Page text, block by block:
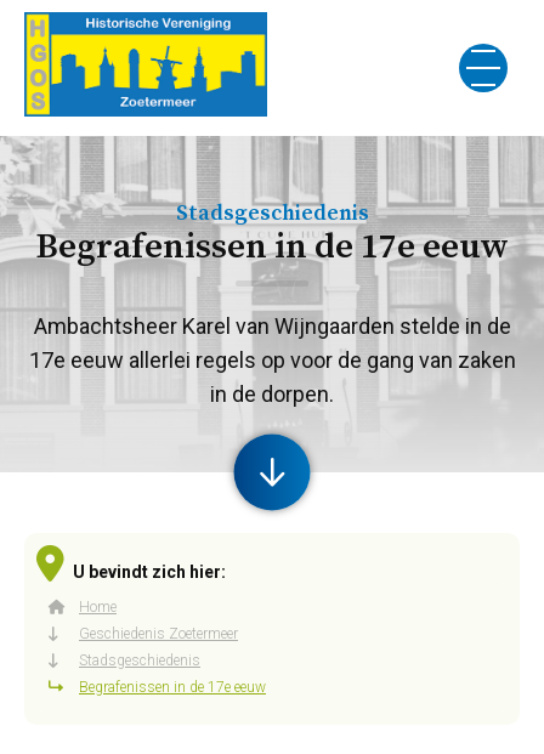
Stadsgeschiedenis
Begrafenissen in de 17e eeuw
Ambachtsheer Karel van Wijngaarden stelde in de
17e eeuw allerlei regels op voor de gang van zaken
in de dorpen.
U bevindt zich hier:
Home
Geschiedenis Zoetermeer
Stadsgeschiedenis
Begrafenissen in de 17e eeuw